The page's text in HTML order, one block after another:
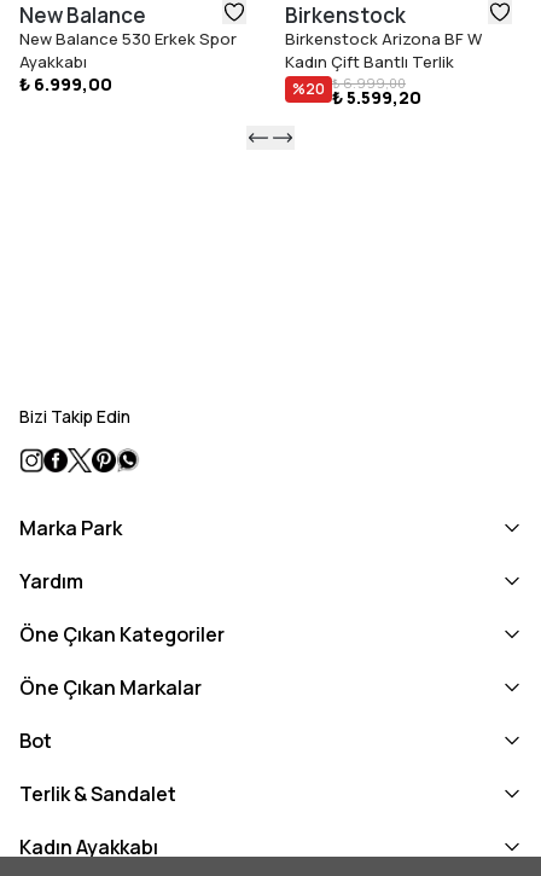
New Balance
New Balance 530 Erkek Spor
Ayakkabı
₺ 6.999,00
Birkenstock
Birkenstock Arizona BF W
Kadın Çift Bantlı Terlik
%20 ₺ 6.999,00
₺ 5.599,20
Bizi Takip Edin
Marka Park
Yardım
Öne Çıkan Kategoriler
Öne Çıkan Markalar
Bot
Terlik & Sandalet
Kadın Ayakkabı